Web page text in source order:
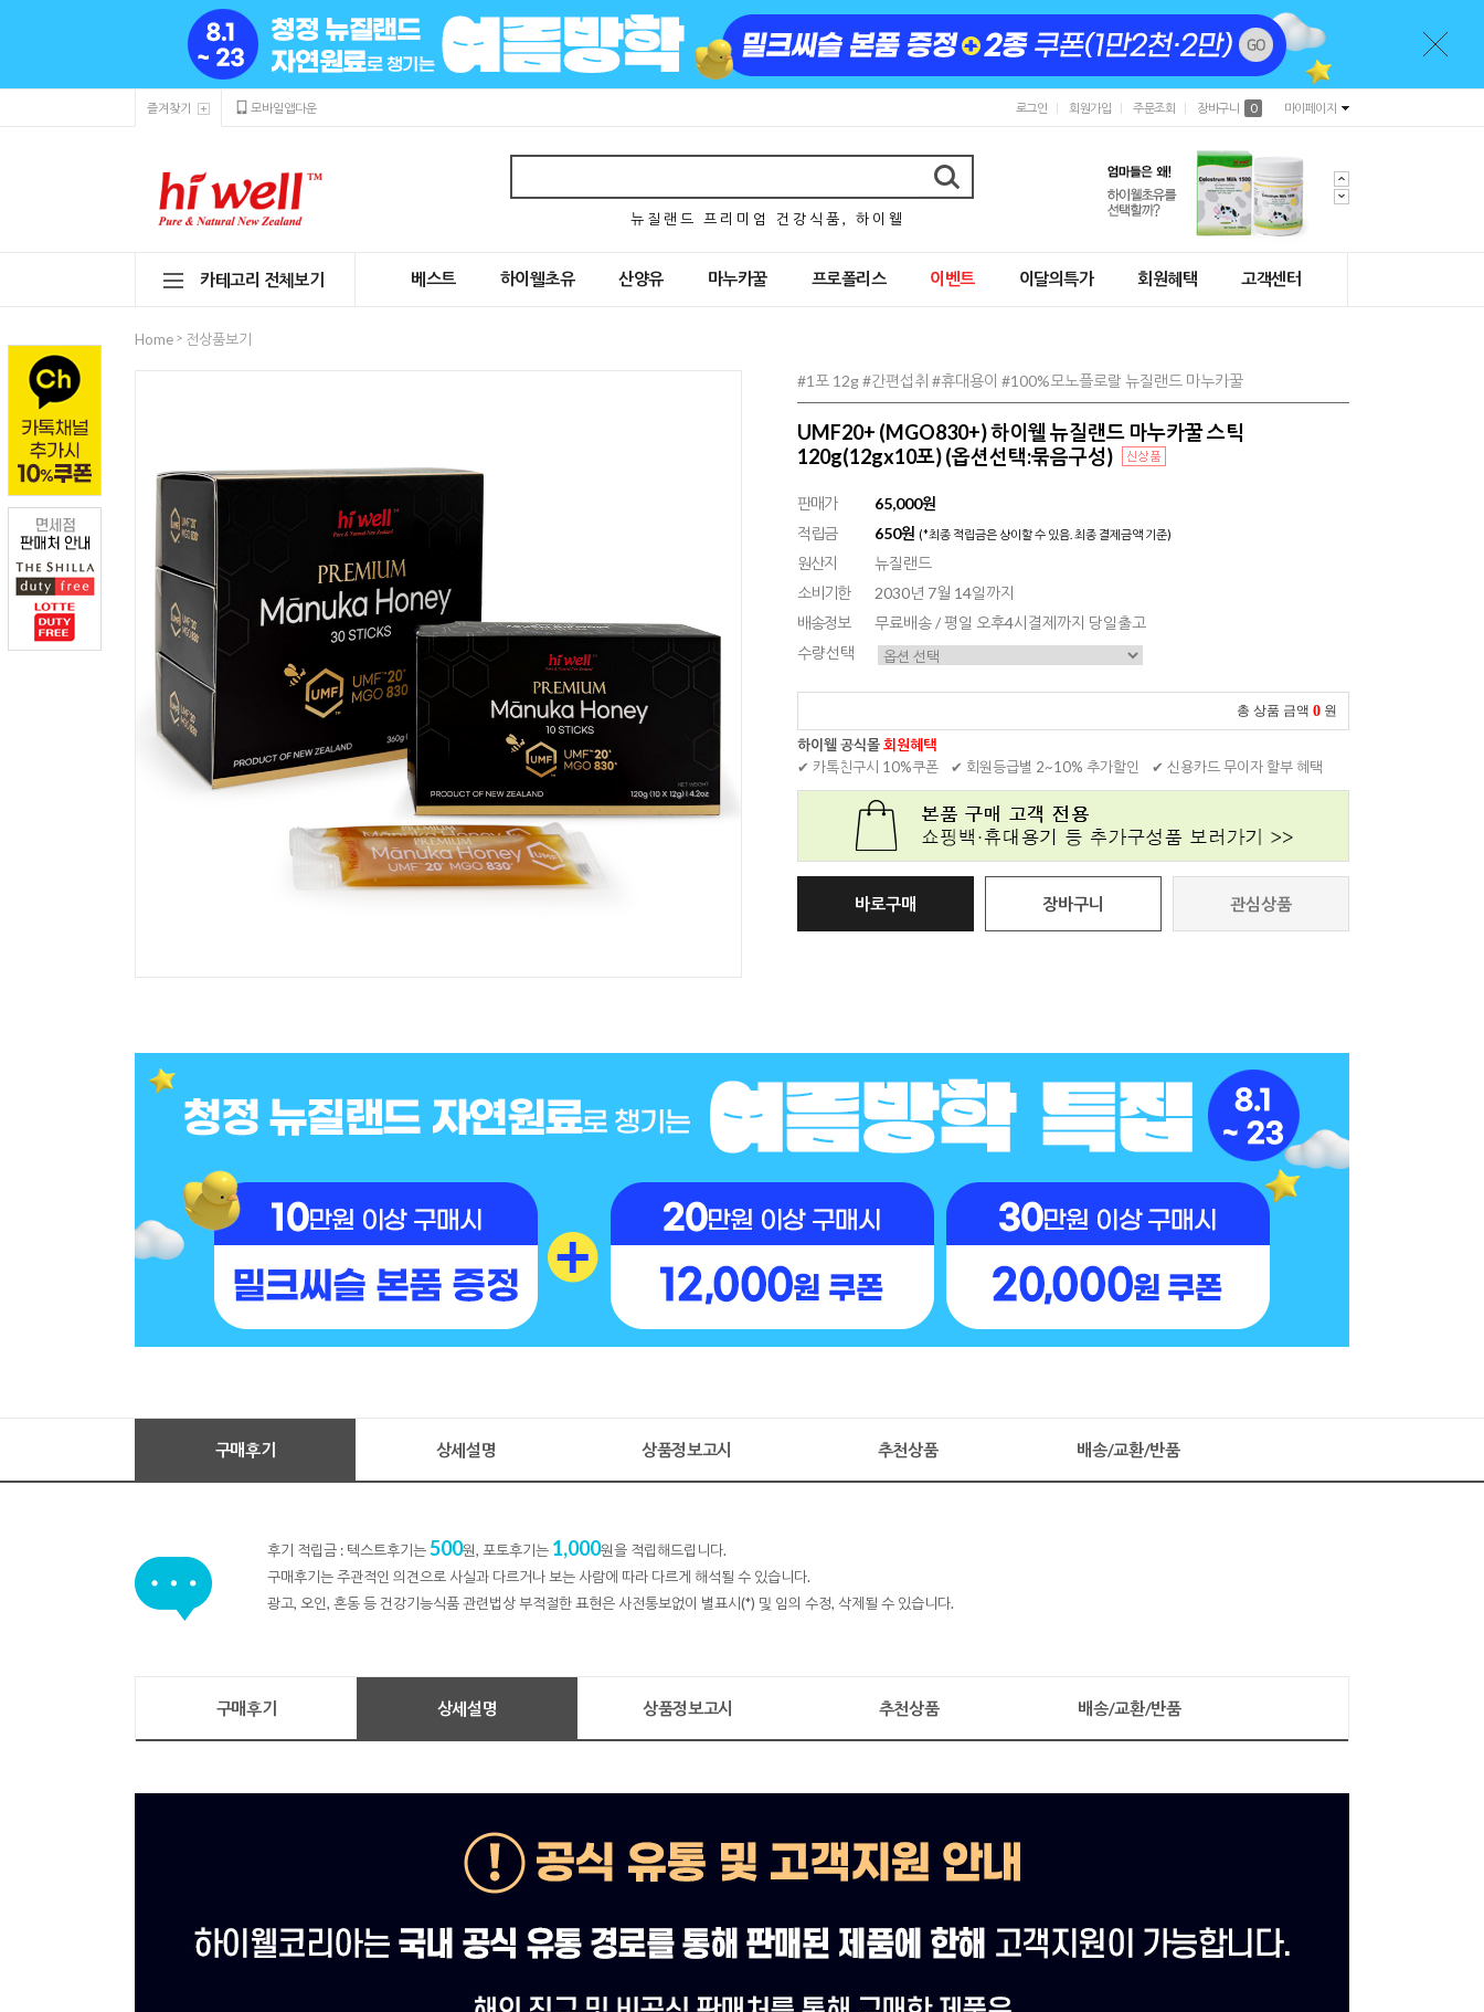
즐겨찾기 모바일앱다운 로그인 회원가입 주문조회 장바구니 0 마이페이지
뉴 질 랜 드 프 리 미 엄 건 강 식 품 , 하 이 웰
카테고리 전체보기 베스트 하이웰초유 산양유 마누카꿀 프로폴리스 이벤트 이달의특가 회원혜택 고객센터
Home > 전상품보기
#1포 12g #간편섭취 #휴대용이 #100%모노플로랄 뉴질랜드 마누카꿀
UMF20+ (MGO830+) 하이웰 뉴질랜드 마누카꿀 스틱
120g(12gx10포) (옵션선택:묶음구성)
판매가
65,000원
적립금
650원 (*최종 적립금은 상이할 수 있음. 최종 결제금액 기준)
원산지
뉴질랜드
소비기한
2030년 7월 14일까지
배송정보
무료배송 / 평일 오후4시결제까지 당일출고
수량선택
총 상품 금액 0 원
하이웰 공식몰회원혜택
✔ 카톡친구시 10%쿠폰
✔ 회원등급별 2~10% 추가할인 ✔ 신용카드 무이자 할부 혜택
바로구매 장바구니 관심상품
구매후기 상세설명 상품정보고시 추천상품 배송/교환/반품
후기 적립금 : 텍스트후기는500원, 포토후기는 1,000원을 적립해드립니다.
구매후기는 주관적인 의견으로 사실과 다르거나 보는 사람에 따라 다르게 해석될 수 있습니다.
광고, 오인, 혼동 등 건강기능식품 관련법상 부적절한 표현은 사전통보없이 별표시(*) 및 임의 수정, 삭제될 수 있습니다.
구매후기 상세설명 상품정보고시 추천상품 배송/교환/반품